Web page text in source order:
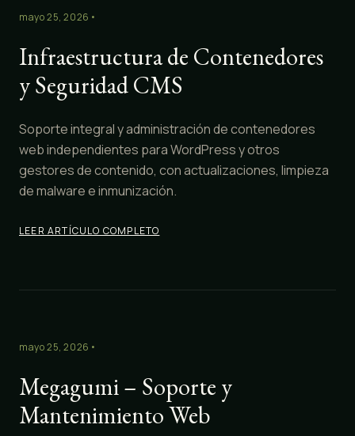
mayo 25, 2026 •
Infraestructura de Contenedores
y Seguridad CMS
Soporte integral y administración de contenedores
web independientes para WordPress y otros
gestores de contenido, con actualizaciones, limpieza
de malware e inmunización.
LEER ARTÍCULO COMPLETO
mayo 25, 2026 •
Megagumi – Soporte y
Mantenimiento Web